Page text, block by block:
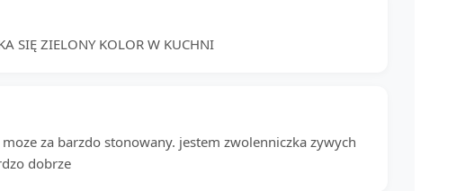
SIĘ ZIELONY KOLOR W KUCHNI
za barzdo stonowany. jestem zwolenniczka zywych
dobrze